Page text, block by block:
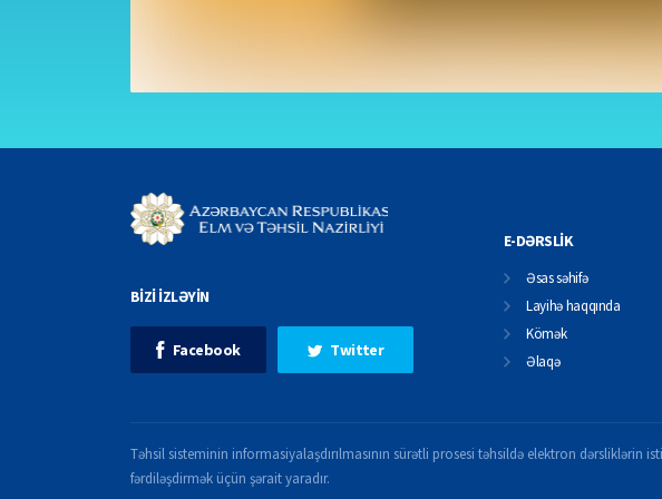
BİZİ İZLƏYİN
Facebook Twitter
E-DƏRSLİK
Əsas səhifə
Layihə haqqında
Kömək
Əlaqə
Təhsil sisteminin informasiyalaşdırılmasının sürətli prosesi təhsildə elektron
fərdiləşdirmək üçün şərait yaradır.